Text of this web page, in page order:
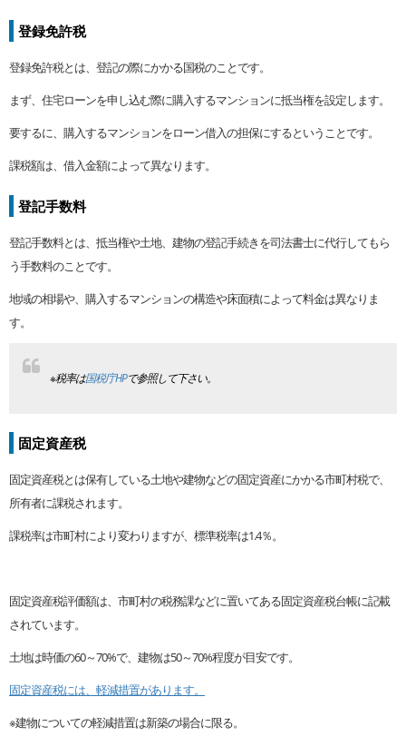
登録免許税
登録免許税とは、登記の際にかかる国税のことです。
まず、住宅ローンを申し込む際に購入するマンションに抵当権を設定します。
要するに、購入するマンションをローン借入の担保にするということです。
課税額は、借入金額によって異なります。
登記手数料
登記手数料とは、抵当権や土地、建物の登記手続きを司法書士に代行してもら
う手数料のことです。
地域の相場や、購入するマンションの構造や床面積によって料金は異なりま
す。
※税率は国税庁HPで参照して下さい。
固定資産税
固定資産税とは保有している土地や建物などの固定資産にかかる市町村税で、
所有者に課税されます。
課税率は市町村により変わりますが、標準税率は1.4％。
固定資産税評価額は、市町村の税務課などに置いてある固定資産税台帳に記載
されています。
土地は時価の60～70%で、建物は50～70%程度が目安です。
固定資産税には、軽減措置があります。
※建物についての軽減措置は新築の場合に限る。